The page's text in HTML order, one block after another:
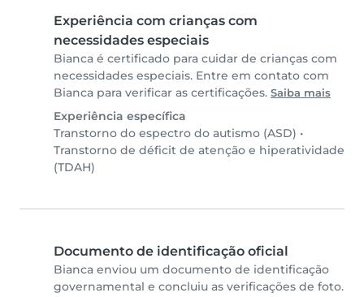
Experiência com crianças com
necessidades especiais
Bianca é certificado para cuidar de crianças com
necessidades especiais. Entre em contato com
Bianca para verificar as certificações. Saiba mais
Experiência específica
Transtorno do espectro do autismo (ASD) •
Transtorno de déficit de atenção e hiperatividade
(TDAH)
Documento de identificação oficial
Bianca enviou um documento de identificação
governamental e concluiu as verificações de foto.